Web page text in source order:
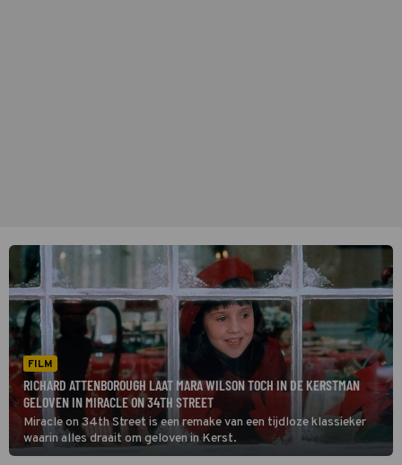
FILM
RICHARD ATTENBOROUGH LAAT MARA WILSON TOCH IN DE KERSTMAN
GELOVEN IN MIRACLE ON 34TH STREET
Miracle on 34th Street is een remake van een tijdloze klassieker
waarin alles draait om geloven in Kerst.